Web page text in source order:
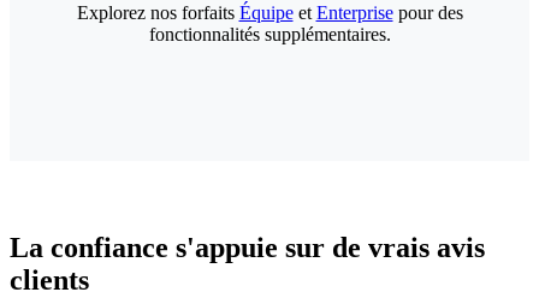
Explorez nos forfaits Équipeet Enterprisepour des
fonctionnalités supplémentaires.
La confiance s'appuie sur de vrais avis
clients